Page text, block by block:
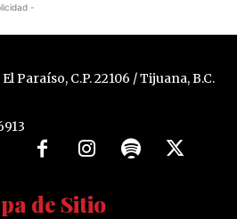
-
Paraíso, C.P. 22106 / Tijuana, B.C.
de Sitio